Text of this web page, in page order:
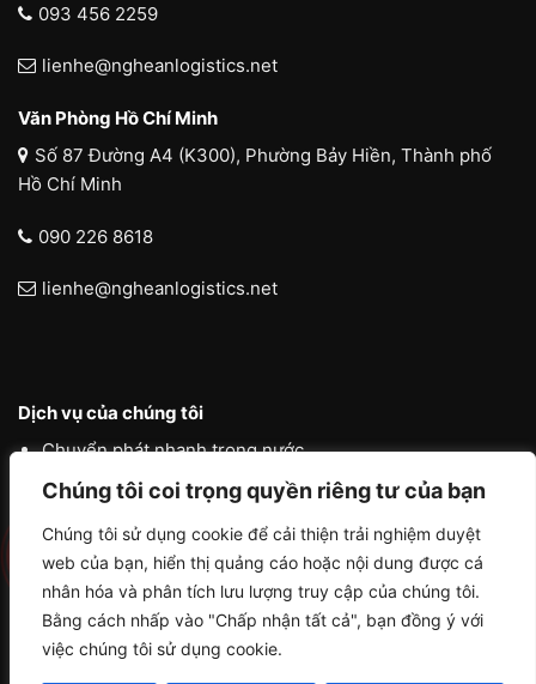
Chúng tôi coi trọng quyền riêng tư của bạn
Chúng tôi sử dụng cookie để cải thiện trải nghiệm duyệt
web của bạn, hiển thị quảng cáo hoặc nội dung được cá
nhân hóa và phân tích lưu lượng truy cập của chúng tôi.
Bằng cách nhấp vào "Chấp nhận tất cả", bạn đồng ý với
việc chúng tôi sử dụng cookie.
093 456 2259
lienhe@ngheanlogistics.net
Văn Phòng Hồ Chí Minh
Số 87 Đường A4 (K300), Phường Bảy Hiền, Thành phố
Hồ Chí Minh
090 226 8618
lienhe@ngheanlogistics.net
Dịch vụ của chúng tôi
Chuyển phát nhanh trong nước
Chuyển phát nhanh quốc tế
Liên vận quốc tế
Logistics vận tải nội địa